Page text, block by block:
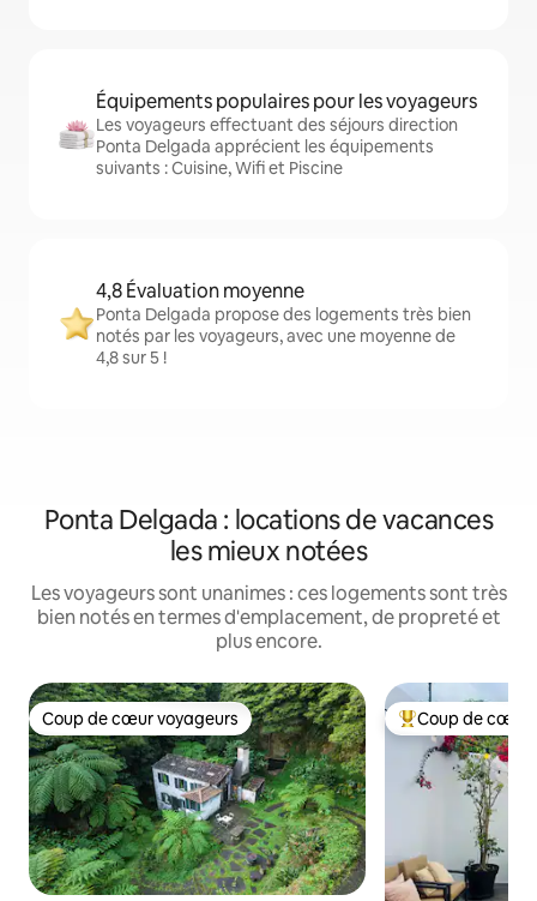
Équipements populaires pour les voyageurs
Les voyageurs effectuant des séjours direction
Ponta Delgada apprécient les équipements
suivants : Cuisine, Wifi et Piscine
4,8 Évaluation moyenne
Ponta Delgada propose des logements très bien
notés par les voyageurs, avec une moyenne de
4,8 sur 5 !
Ponta Delgada : locations de vacances
les mieux notées
Les voyageurs sont unanimes : ces logements sont très
bien notés en termes d'emplacement, de propreté et
plus encore.
Coup de cœur voyageurs
Coup de cœur voyageurs Coups de cœur
Coup de cœur